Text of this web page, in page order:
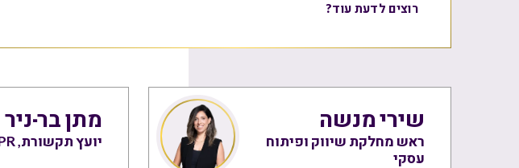
רוצים לדעת עוד?
שירי מנשה
ראש מחלקת שיווק ופיתוח
עסקי
מתן בר-ניר
יועץ תקשורת, OH! PR